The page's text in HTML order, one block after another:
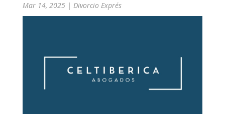
Mar 14, 2025| Divorcio Exprés